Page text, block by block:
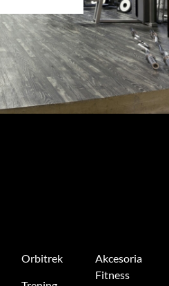
Orbitrek
Akcesoria
Fitness